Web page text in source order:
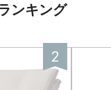
ンキング